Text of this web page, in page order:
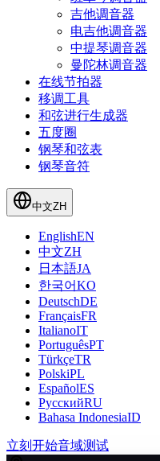
吉他调音器
电吉他调音器
中提琴调音器
曼陀林调音器
在线节拍器
移调工具
和弦进行生成器
五度圈
钢琴和弦表
钢琴音符
中文ZH
EnglishEN
中文ZH
日本語JA
한국어KO
DeutschDE
FrançaisFR
ItalianoIT
PortuguêsPT
TürkçeTR
PolskiPL
EspañolES
РусскийRU
Bahasa IndonesiaID
立刻开始音域测试